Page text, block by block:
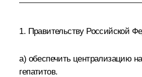
1. Правительству Российской
а) обеспечить централизацию
гепатитов.